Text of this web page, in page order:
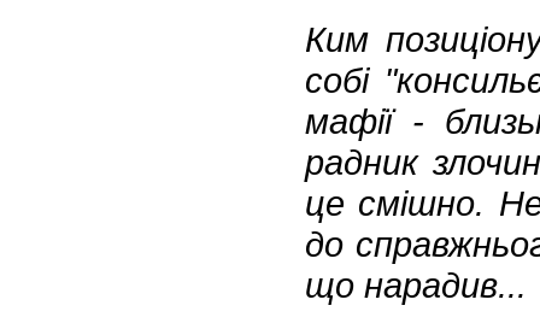
Ким
собі
мафії -
радник
це смішно.
до
що нарадив...